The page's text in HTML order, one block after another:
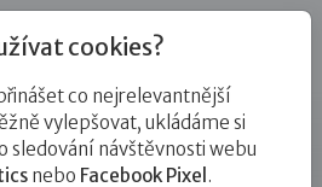
cookies?
co nejrelevantnější
vylepšovat, ukládáme si
sledování návštěvnosti webu
nebo Facebook Pixel .